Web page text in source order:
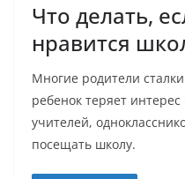
Что делать,
нравится
Многие родители
ребенок теряет
учителей,
посещать школу.